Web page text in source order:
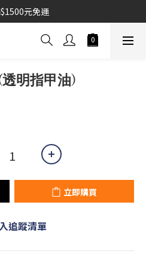
元免運
明指甲油)
立即購買
追蹤清單